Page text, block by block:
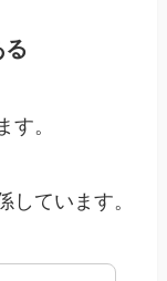
す。
しています。